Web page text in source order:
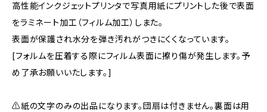
高性能インクジェットプリンタで写真用紙にプリントした後で表面
をラミネート加工（フィルム加工）しまた。
表面が保護され水分を弾き汚れがつきにくくなっています。
[フォルムを圧着する際にフィルム表面に擦り傷が発生します。予
め了承お願いいたします。]
⚠️紙の文字のみの出品になります。団扇は付きません。裏面は用